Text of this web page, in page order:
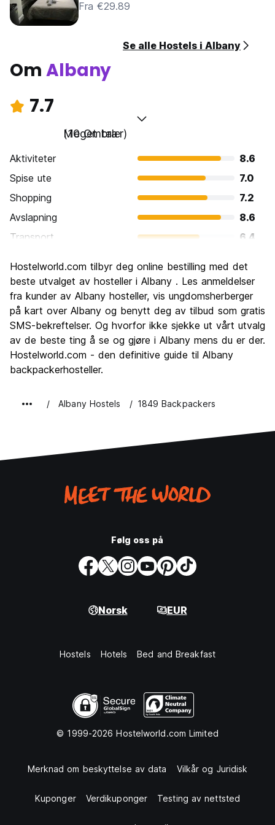
Fra €29.89
Se alle Hostels i Albany
OmAlbany
7.7
Meget bra
(10 Omtaler)
Aktiviteter
8.6
Spise ute
7.0
Shopping
7.2
Avslapning
8.6
Transport
6.4
Kultur
8.0
Feste
6.2
Verdi for pengene
8.4
Hostelworld.com tilbyr deg online bestilling med det
beste utvalget av hosteller i Albany . Les anmeldelser
fra kunder av Albany hosteller, vis ungdomsherberger
på kart over Albany og benytt deg av tilbud som gratis
SMS-bekreftelser. Og hvorfor ikke sjekke ut vårt utvalg
av de beste ting å se og gjøre i Albany mens du er der.
Hostelworld.com - den definitive guide til Albany
backpackerhosteller.
Albany Hostels 1849 Backpackers
Følg oss på
Norsk EUR
Hostels Hotels Bed and Breakfast
© 1999-2026 Hostelworld.com Limited
Merknad om beskyttelse av data Vilkår og Juridisk
Kuponger Verdikuponger Testing av nettsted